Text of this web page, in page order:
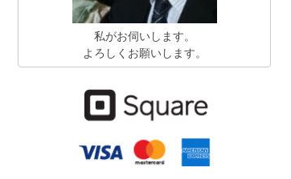
私がお伺いします。
よろしくお願いします。